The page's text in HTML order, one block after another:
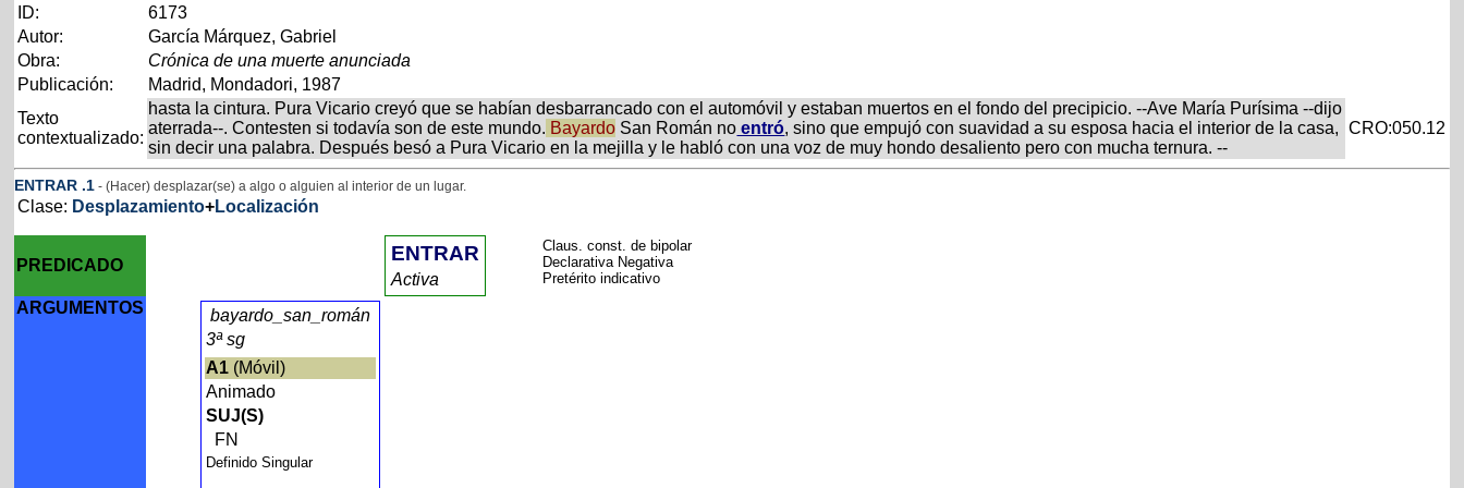
ID:
6173
Autor:
García Márquez, Gabriel
Obra:
Crónica de una muerte anunciada
Publicación:
Madrid, Mondadori, 1987
Texto
contextualizado:
hasta la cintura. Pura Vicario creyó que se habían desbarrancado con el automóvil y estaban muertos en el fondo del precipicio. --Ave María Purísima --dijo
aterrada--. Contesten si todavía son de este mundo. Bayardo San Román no entró, sino que empujó con suavidad a su esposa hacia el interior de la casa,
sin decir una palabra. Después besó a Pura Vicario en la mejilla y le habló con una voz de muy hondo desaliento pero con mucha ternura. --
CRO:050.12
ENTRAR .1 - (Hacer) desplazar(se) a algo o alguien al interior de un lugar.
Clase: Desplazamiento+Localización
PREDICADO
ENTRAR
Activa
Claus. const. de bipolar
Declarativa Negativa
Pretérito indicativo
ARGUMENTOS
bayardo_san_román
3ª sg
A1 (Móvil)
Animado
SUJ(S)
FN
Definido Singular